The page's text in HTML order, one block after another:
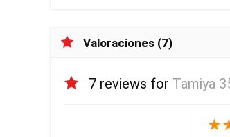
Valoraciones (7)
7 reviews for Tamiya
★